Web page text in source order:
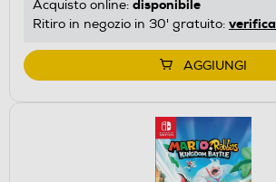
Acquisto online: disponibile
Ritiro in negozio in 30' gratuito: verifica
AGGIUNGI